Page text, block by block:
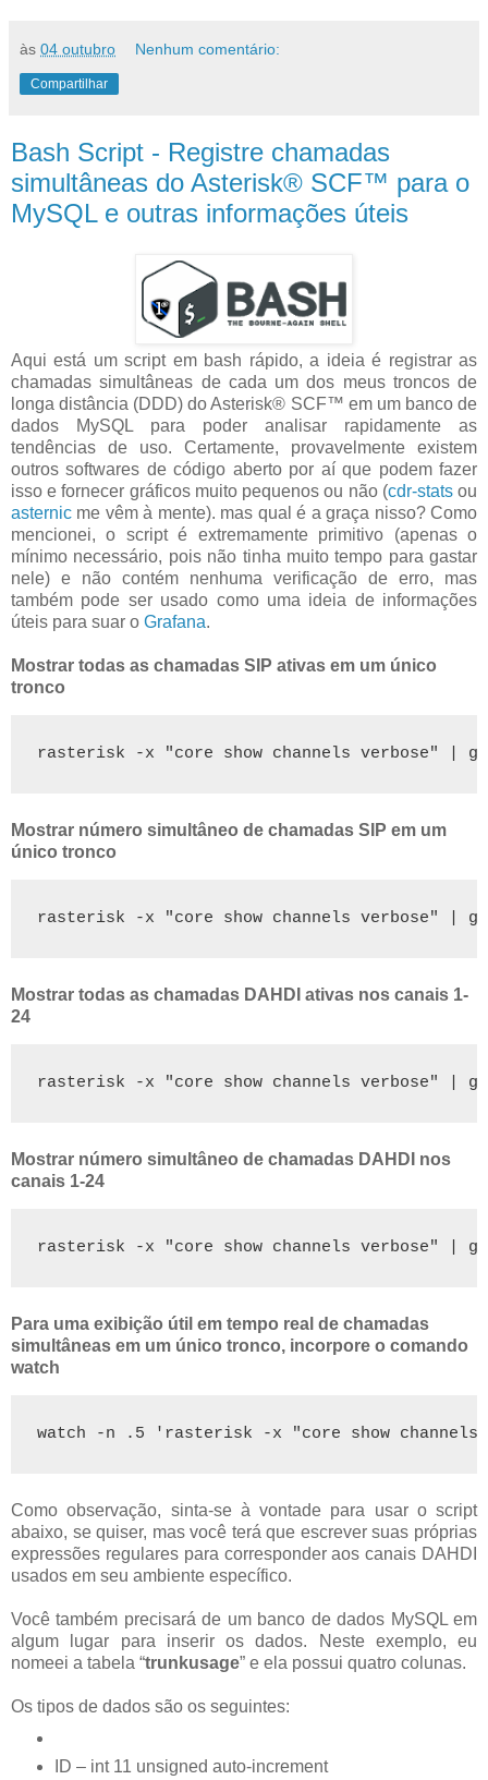
às 04 outubro Nenhum comentário:
Compartilhar
Bash Script - Registre chamadas
simultâneas do Asterisk® SCF™ para o
MySQL e outras informações úteis
Aqui está um script em bash rápido, a ideia é registrar as
chamadas simultâneas de cada um dos meus troncos de
longa distância (DDD) do Asterisk® SCF™ em um banco de
dados MySQL para poder analisar rapidamente as
tendências de uso. Certamente, provavelmente existem
outros softwares de código aberto por aí que podem fazer
isso e fornecer gráficos muito pequenos ou não (cdr-statsou
asternic me vêm à mente). mas qual é a graça nisso? Como
mencionei, o script é extremamente primitivo (apenas o
mínimo necessário, pois não tinha muito tempo para gastar
nele) e não contém nenhuma verificação de erro, mas
também pode ser usado como uma ideia de informações
úteis para suar o Grafana.
Mostrar todas as chamadas SIP ativas em um único
tronco
rasterisk -x "core show channels verbose" |
Mostrar número simultâneo de chamadas SIP em um
único tronco
rasterisk -x "core show channels verbose" |
Mostrar todas as chamadas DAHDI ativas nos canais 1-
24
rasterisk -x "core show channels verbose" |
Mostrar número simultâneo de chamadas DAHDI nos
canais 1-24
rasterisk -x "core show channels verbose" |
Para uma exibição útil em tempo real de chamadas
simultâneas em um único tronco, incorpore o comando
watch
watch -n .5 'rasterisk -x "core show channels
Como observação, sinta-se à vontade para usar o script
abaixo, se quiser, mas você terá que escrever suas próprias
expressões regulares para corresponder aos canais DAHDI
usados em seu ambiente específico.
Você também precisará de um banco de dados MySQL em
algum lugar para inserir os dados. Neste exemplo, eu
nomeei a tabela “trunkusage” e ela possui quatro colunas.
Os tipos de dados são os seguintes:
ID – int 11 unsigned auto-increment